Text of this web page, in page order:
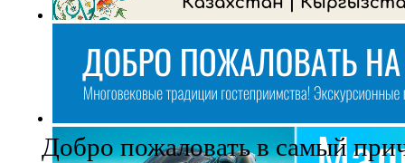
Добро пожаловать в самый